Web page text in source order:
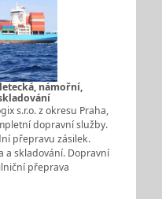
námořní,
s.r.o. z okresu Praha,
dopravní služby.
přepravu zásilek.
a skladování. Dopravní
přeprava